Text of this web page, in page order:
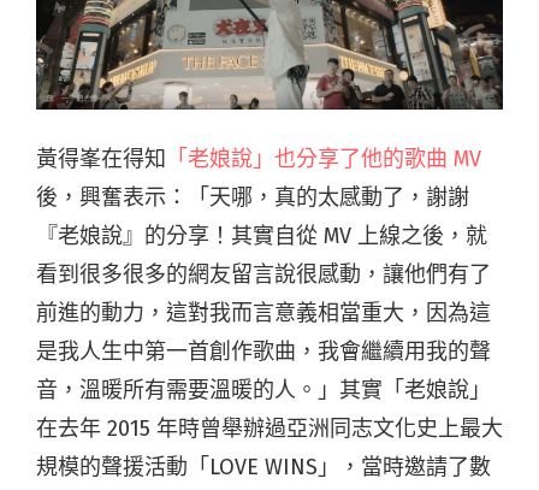
黃得峯在得知 「老娘說」也分享了他的歌曲 MV
後，興奮表示：「天哪，真的太感動了，謝謝
『老娘說』的分享！其實自從 MV 上線之後，就
看到很多很多的網友留言說很感動，讓他們有了
前進的動力，這對我而言意義相當重大，因為這
是我人生中第一首創作歌曲，我會繼續用我的聲
音，溫暖所有需要溫暖的人。」其實「老娘說」
在去年 2015 年時曾舉辦過亞洲同志文化史上最大
規模的聲援活動「LOVE WINS」，當時邀請了數